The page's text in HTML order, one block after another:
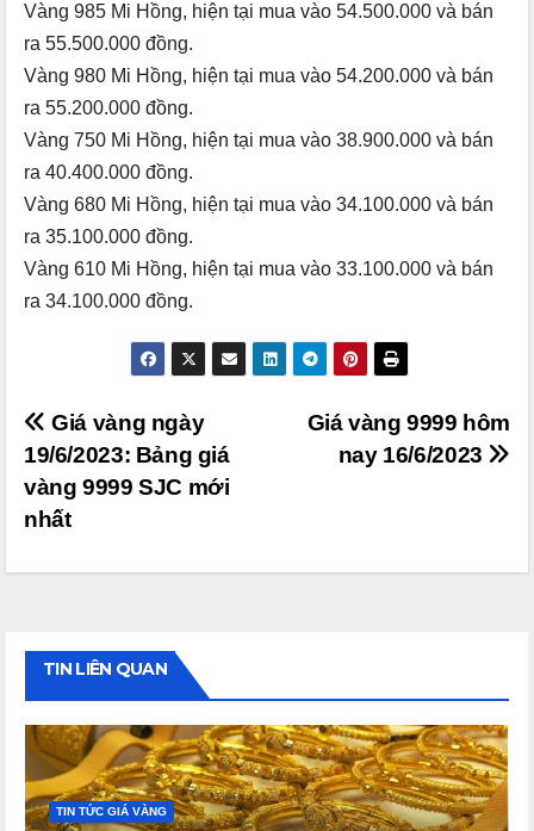
Vàng 985 Mi Hồng, hiện tại mua vào 54.500.000 và bán
ra 55.500.000 đồng.
Vàng 980 Mi Hồng, hiện tại mua vào 54.200.000 và bán
ra 55.200.000 đồng.
Vàng 750 Mi Hồng, hiện tại mua vào 38.900.000 và bán
ra 40.400.000 đồng.
Vàng 680 Mi Hồng, hiện tại mua vào 34.100.000 và bán
ra 35.100.000 đồng.
Vàng 610 Mi Hồng, hiện tại mua vào 33.100.000 và bán
ra 34.100.000 đồng.
Điều
hướng
bài
viết
Giá vàng 9999 hôm
nay 16/6/2023
Giá vàng ngày
19/6/2023: Bảng giá
vàng 9999 SJC mới
nhất
TIN LIÊN QUAN
TIN TỨC GIÁ VÀNG